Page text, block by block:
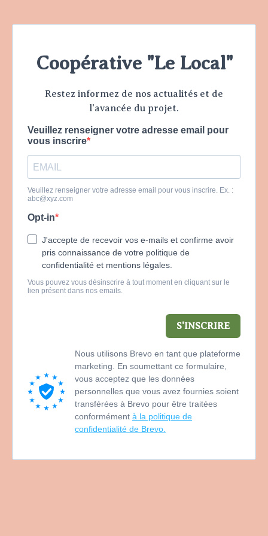
Coopérative "Le Local"
Restez informez de nos actualités et de
l'avancée du projet.
Veuillez renseigner votre adresse email pour
vous inscrire
Veuillez renseigner votre adresse email pour vous inscrire. Ex. :
abc@xyz.com
Opt-in
J'accepte de recevoir vos e-mails et confirme avoir
pris connaissance de votre politique de
confidentialité et mentions légales.
Vous pouvez vous désinscrire à tout moment en cliquant sur le
lien présent dans nos emails.
S'INSCRIRE
Nous utilisons Brevo en tant que plateforme
marketing. En soumettant ce formulaire,
vous acceptez que les données
personnelles que vous avez fournies soient
transférées à Brevo pour être traitées
conformément à la politique de
confidentialité de Brevo.